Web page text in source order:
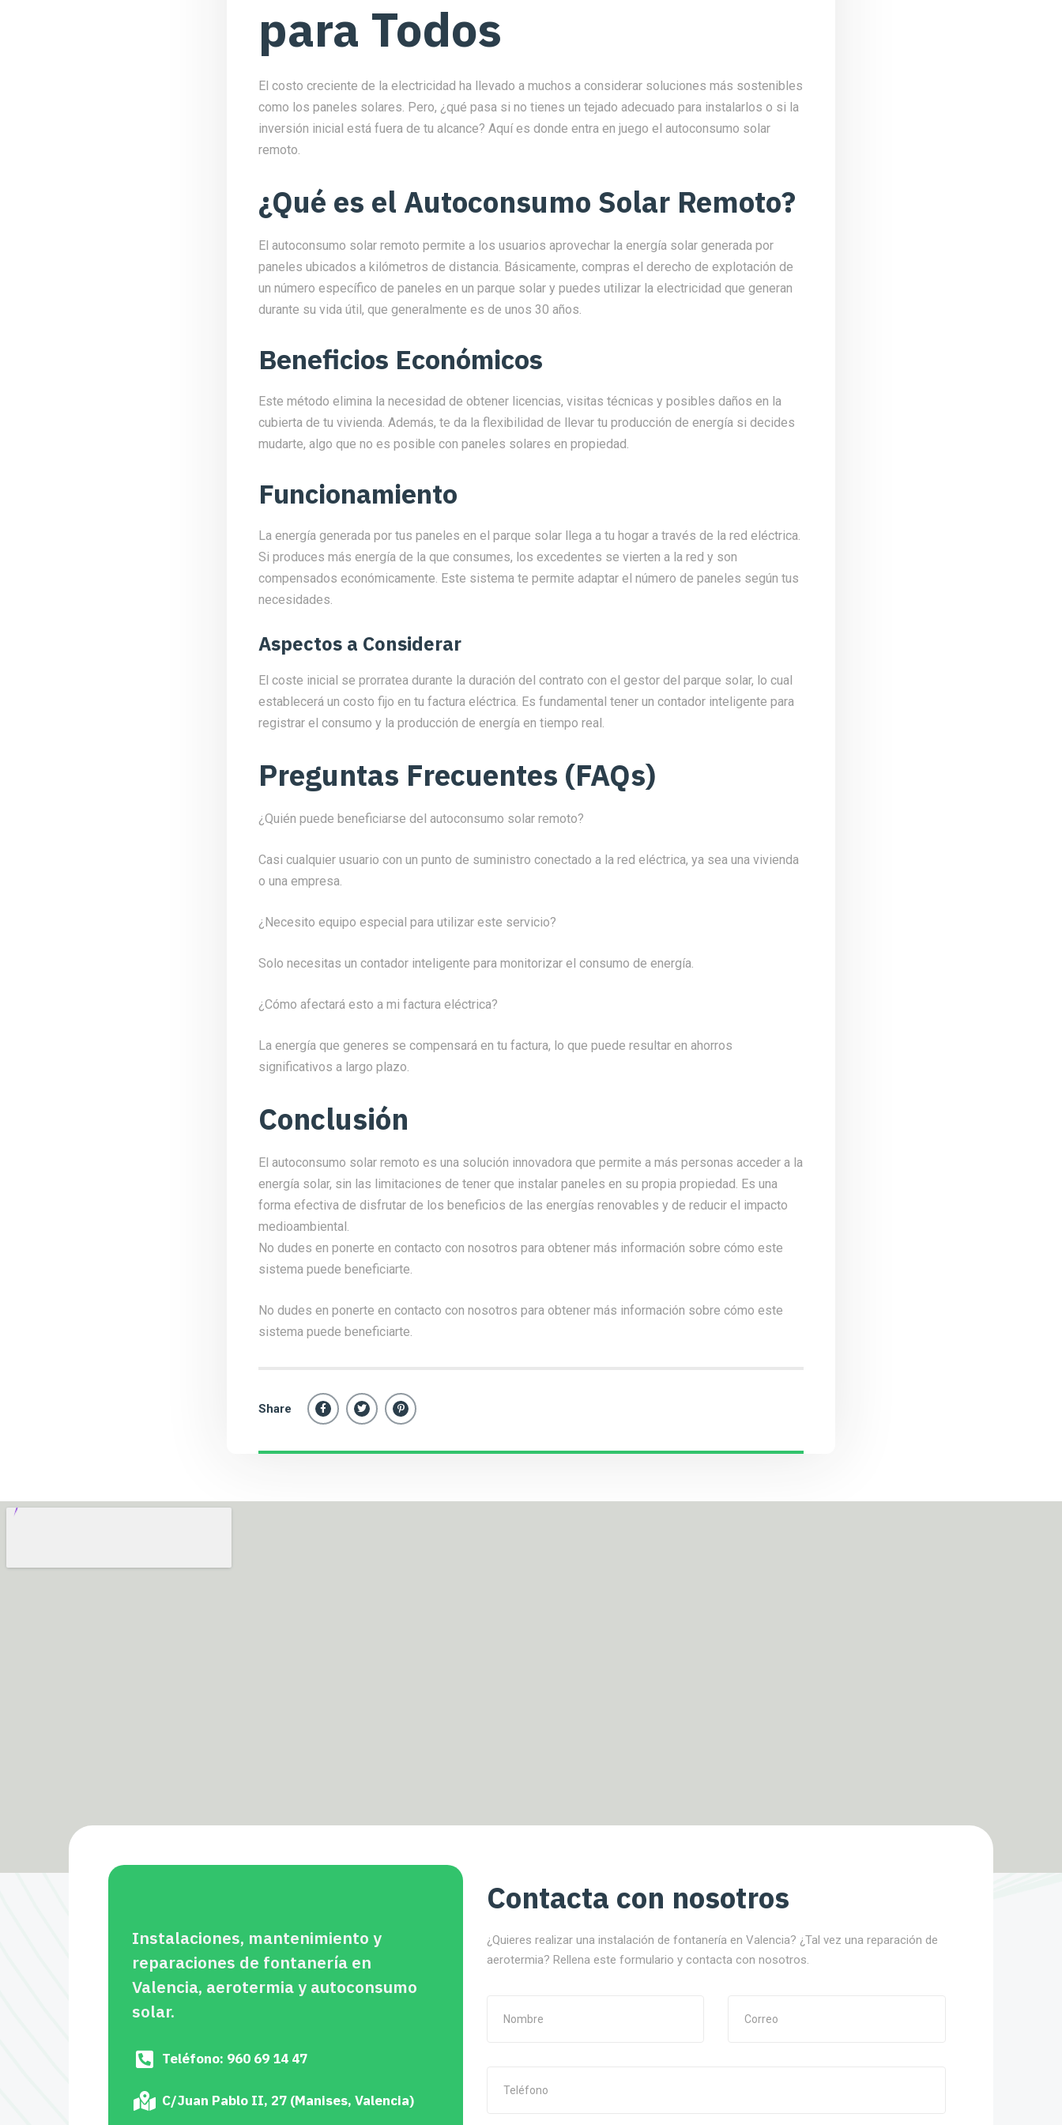
para Todos
El costo creciente de la electricidad ha llevado a muchos a considerar soluciones más sostenibles
como los paneles solares. Pero, ¿qué pasa si no tienes un tejado adecuado para instalarlos o si la
inversión inicial está fuera de tu alcance? Aquí es donde entra en juego el autoconsumo solar
remoto.
¿Qué es el Autoconsumo Solar Remoto?
El autoconsumo solar remoto permite a los usuarios aprovechar la energía solar generada por
paneles ubicados a kilómetros de distancia. Básicamente, compras el derecho de explotación de
un número específico de paneles en un parque solar y puedes utilizar la electricidad que generan
durante su vida útil, que generalmente es de unos 30 años.
Beneficios Económicos
Este método elimina la necesidad de obtener licencias, visitas técnicas y posibles daños en la
cubierta de tu vivienda. Además, te da la flexibilidad de llevar tu producción de energía si decides
mudarte, algo que no es posible con paneles solares en propiedad.
Funcionamiento
La energía generada por tus paneles en el parque solar llega a tu hogar a través de la red eléctrica.
Si produces más energía de la que consumes, los excedentes se vierten a la red y son
compensados económicamente. Este sistema te permite adaptar el número de paneles según tus
necesidades.
Aspectos a Considerar
El coste inicial se prorratea durante la duración del contrato con el gestor del parque solar, lo cual
establecerá un costo fijo en tu factura eléctrica. Es fundamental tener un contador inteligente para
registrar el consumo y la producción de energía en tiempo real.
Preguntas Frecuentes (FAQs)
¿Quién puede beneficiarse del autoconsumo solar remoto?
Casi cualquier usuario con un punto de suministro conectado a la red eléctrica, ya sea una vivienda
o una empresa.
¿Necesito equipo especial para utilizar este servicio?
Solo necesitas un contador inteligente para monitorizar el consumo de energía.
¿Cómo afectará esto a mi factura eléctrica?
La energía que generes se compensará en tu factura, lo que puede resultar en ahorros
significativos a largo plazo.
Conclusión
El autoconsumo solar remoto es una solución innovadora que permite a más personas acceder a la
energía solar, sin las limitaciones de tener que instalar paneles en su propia propiedad. Es una
forma efectiva de disfrutar de los beneficios de las energías renovables y de reducir el impacto
medioambiental.
No dudes en ponerte en contacto con nosotros para obtener más información sobre cómo este
sistema puede beneficiarte.
No dudes en ponerte en contacto con nosotros para obtener más información sobre cómo este
sistema puede beneficiarte.
Share
Instalaciones, mantenimiento y
reparaciones de fontanería en
Valencia, aerotermia y autoconsumo
solar.
Teléfono: 960 69 14 47
C/Juan Pablo II, 27 (Manises, Valencia)
Contacta con nosotros
¿Quieres realizar una instalación de fontanería en Valencia? ¿Tal vez una reparación de
aerotermia? Rellena este formulario y contacta con nosotros.